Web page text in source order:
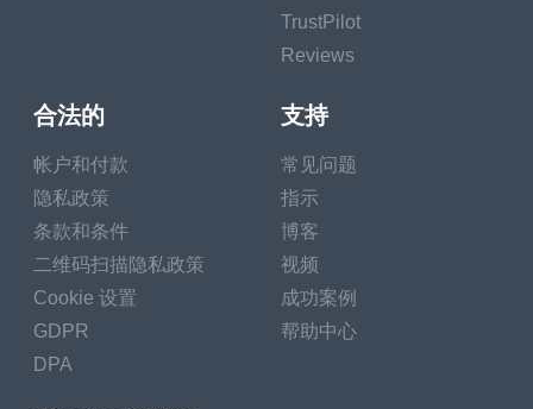
TrustPilot
Reviews
合法的
帐户和付款
隐私政策
条款和条件
二维码扫描隐私政策
Cookie 设置
GDPR
DPA
支持
常见问题
指示
博客
视频
成功案例
帮助中心